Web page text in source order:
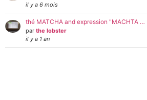
il y a 6 mois
thé MATCHA and expression "MACHTA …
par the lobster
il y a 1 an